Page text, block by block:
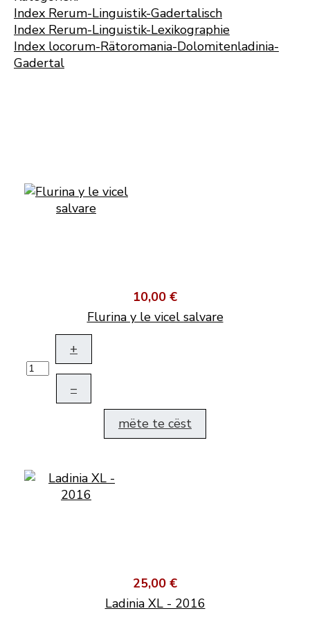
Index Rerum-Linguistik-Gadertalisch
Index Rerum-Linguistik-Lexikographie
Index locorum-Rätoromania-Dolomitenladinia-
Gadertal
10,00 €
Flurina y le vicel salvare
+
–
mëte te cëst
25,00 €
Ladinia XL - 2016